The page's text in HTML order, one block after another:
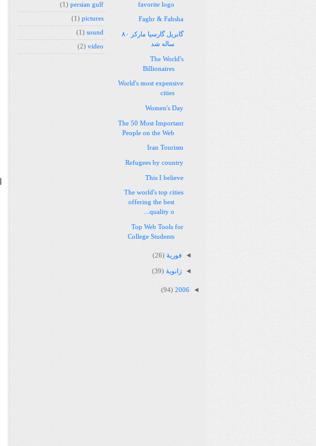
persian gulf
(1)
pictures
(1)
sound
(1)
video
(2)
favorite logo
Faghr & Fahsha
گابریل گارسیا مارکز ۸۰
ساله شد
The World's
Billionaires
World's most expensive
cities
Women's Day
The 50 Most Important
People on the Web
Iran Tourism
Refugees by country
This I believe
The world's top cities
offering the best
quality o...
Top Web Tools for
College Students
◄ فوریهٔ (26)
◄ ژانویهٔ (39)
◄
2006
(94)